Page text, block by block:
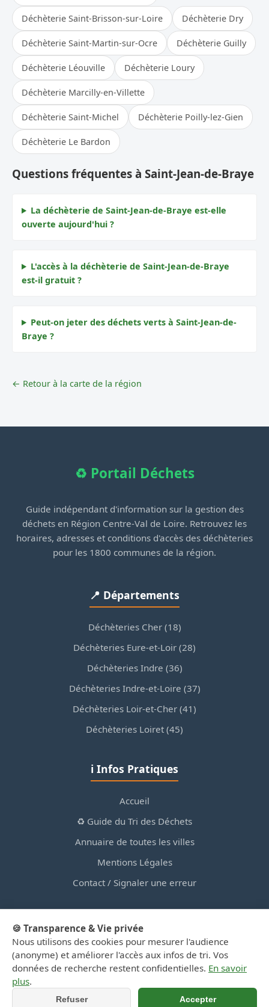
Déchèterie Saint-Brisson-sur-Loire Déchèterie Dry
Déchèterie Saint-Martin-sur-Ocre Déchèterie Guilly
Déchèterie Léouville Déchèterie Loury
Déchèterie Marcilly-en-Villette
Déchèterie Saint-Michel Déchèterie Poilly-lez-Gien
Déchèterie Le Bardon
Questions fréquentes à Saint-Jean-de-Braye
La déchèterie de Saint-Jean-de-Braye est-elle
ouverte aujourd'hui ?
L'accès à la déchèterie de Saint-Jean-de-Braye
est-il gratuit ?
Peut-on jeter des déchets verts à Saint-Jean-de-
Braye ?
← Retour à la carte de la région
♻️ Portail Déchets
Guide indépendant d'information sur la gestion des
déchets en Région Centre-Val de Loire. Retrouvez les
horaires, adresses et conditions d'accès des déchèteries
pour les 1800 communes de la région.
📍 Départements
Déchèteries Cher (18)
Déchèteries Eure-et-Loir (28)
Déchèteries Indre (36)
Déchèteries Indre-et-Loire (37)
Déchèteries Loir-et-Cher (41)
Déchèteries Loiret (45)
ℹ️ Infos Pratiques
Accueil
♻️ Guide du Tri des Déchets
Annuaire de toutes les villes
Mentions Légales
Contact / Signaler une erreur
© 2026 PortailDesDechetsEnRegionCentre.fr — Site
d'information privé, non affilié aux collectivités.
🍪 Transparence & Vie privée
Nous utilisons des cookies pour mesurer l'audience
(anonyme) et améliorer l'accès aux infos de tri. Vos
données de recherche restent confidentielles. En savoir
plus.
Refuser Accepter